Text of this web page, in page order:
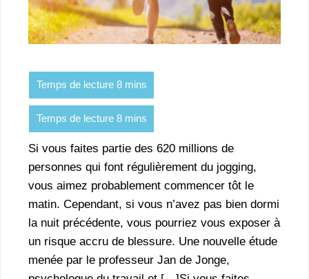
Si vous faites partie des 620 millions de
personnes qui font régulièrement du jogging,
vous aimez probablement commencer tôt le
matin. Cependant, si vous n’avez pas bien dormi
la nuit précédente, vous pourriez vous exposer à
un risque accru de blessure. Une nouvelle étude
menée par le professeur Jan de Jonge,